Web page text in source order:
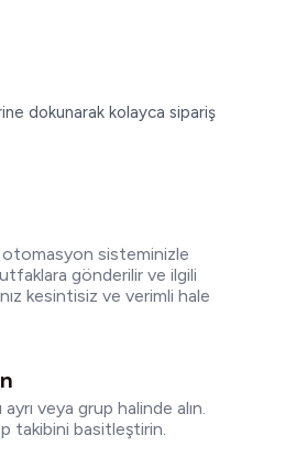
dokunarak kolayca sipariş
sisteminizle
gönderilir ve ilgili
kesintisiz ve verimli hale
veya grup halinde alın.
takibini basitleştirin.